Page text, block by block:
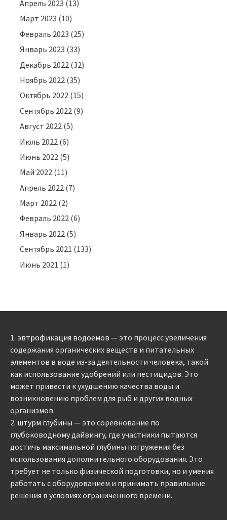
Апрель 2023 (13)
Март 2023 (10)
Февраль 2023 (25)
Январь 2023 (33)
Декабрь 2022 (32)
Ноябрь 2022 (35)
Октябрь 2022 (15)
Сентябрь 2022 (9)
Август 2022 (5)
Июль 2022 (6)
Июнь 2022 (5)
Май 2022 (11)
Апрель 2022 (7)
Март 2022 (2)
Февраль 2022 (6)
Январь 2022 (5)
Сентябрь 2021 (133)
Июнь 2021 (1)
1. эвтрофикация водоемов — это процесс увеличения
содержания органических веществ и питательных
элементов в воде из-за деятельности человека, такой
как использование удобрений или пестицидов. Это
может привести к ухудшению качества воды и
возникновению проблем для рыб и других водных
организмов.
2. штурм глубины — это соревнование по
глубоководному дайвингу, где участники пытаются
достичь максимальной глубины погружения без
использования дополнительного оборудования. Это
требует не только физической подготовки, но и умения
работать с оборудованием и принимать правильные
решения в условиях ограниченного времени.